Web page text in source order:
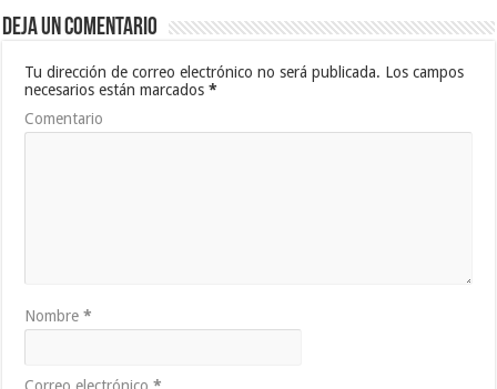
Deja un comentario
Tu dirección de correo electrónico no será publicada. Los campos
necesarios están marcados*
Comentario
Nombre*